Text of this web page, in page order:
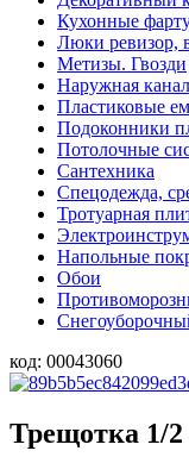
Кухонные
Люки ревизор,
Метизы. Гвозди
Наружная
Пластиковые
Подоконники
Потолочные
Сантехника
Спецодежда,
Тротуарная
Напольные
Обои
код: 00043060
Трещотка 1/